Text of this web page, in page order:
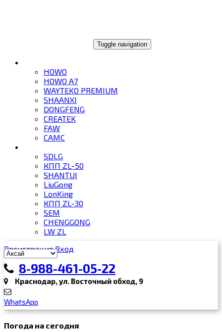
Toggle navigation
HOWO
HOWO A7
WAYTEKO PREMIUM
SHAANXI
DONGFENG
CREATEK
FAW
CAMC
SDLG
КПП ZL-50
SHANTUI
LiuGong
LonKing
КПП ZL-30
SEM
CHENGGONG
LW ZL
Регистрация Вход
8-988-461-05-22
Краснодар, ул. Восточный обход, 9
WhatsApp
Погода на сегодня